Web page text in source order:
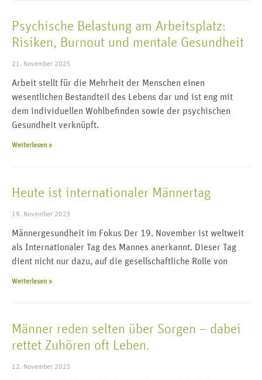
Psychische Belastung am Arbeitsplatz:
Risiken, Burnout und mentale Gesundheit
21. November 2025
Arbeit stellt für die Mehrheit der Menschen einen
wesentlichen Bestandteil des Lebens dar und ist eng mit
dem individuellen Wohlbefinden sowie der psychischen
Gesundheit verknüpft.
Weiterlesen »
Heute ist internationaler Männertag
19. November 2025
Männergesundheit im Fokus Der 19. November ist weltweit
als Internationaler Tag des Mannes anerkannt. Dieser Tag
dient nicht nur dazu, auf die gesellschaftliche Rolle von
Weiterlesen »
Männer reden selten über Sorgen – dabei
rettet Zuhören oft Leben.
12. November 2025